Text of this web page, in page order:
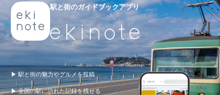
駅と街のガイドブックアプリ
▶ 駅と街の魅力やグルメを投稿
▶ 全国の駅に訪れた記録を残せる